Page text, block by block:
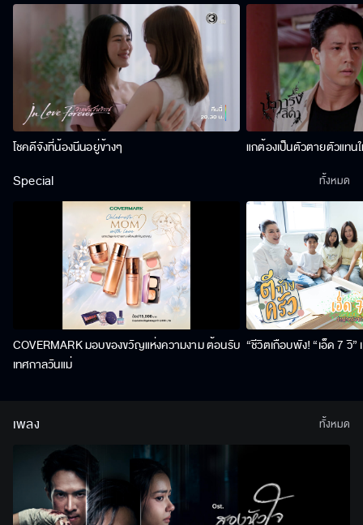
โชคดีจังที่น้องนีนอยู่ข้างๆ แกต้องเป็นตัวตายตัวแทน
Special
COVERMARK มอบของขวัญแห่งความงาม ต้อนรับ
เทศกาลวันแม่
“ชีวิตเกือบพัง! “เอ็ด 7 วิ
ทั้งหมด
เพลง ทั้งหมด